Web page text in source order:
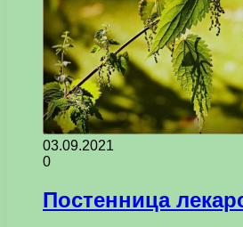
03.09.2021
0
Постенница